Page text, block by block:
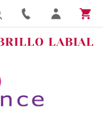
LABIAL